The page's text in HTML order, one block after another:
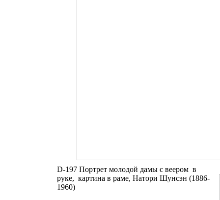
D-197 Портрет молодой дамы с веером в
руке, картина в раме, Натори Шунсэн (1886-
1960)